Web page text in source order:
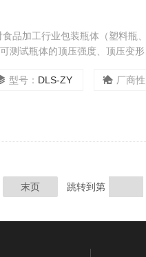
品加工行业包装瓶体（塑料瓶
测试瓶体的顶压强度、顶压变
型号： DLS-ZY 厂商性
末页 跳转到第